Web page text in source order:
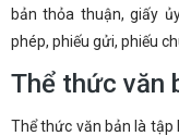
bản thỏa thuận, giấy
phép, phiếu gửi, phiếu
Thể thức văn
Thể thức văn bản là tập